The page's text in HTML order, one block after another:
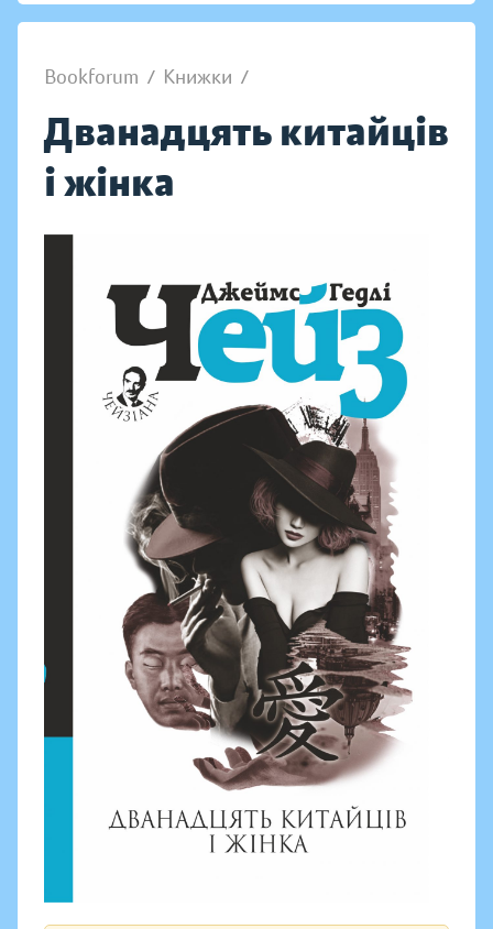
Bookforum / Книжки /
Дванадцять китайців
і жінка